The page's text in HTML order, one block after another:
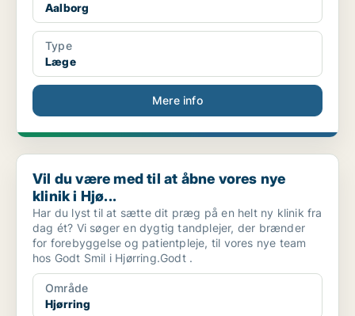
Aalborg
Type
Læge
Mere info
Vil du være med til at åbne vores nye klinik i Hjø...
Vil du være med til at åbne vores nye
klinik i Hjø...
Har du lyst til at sætte dit præg på en helt ny klinik fra
dag ét? Vi søger en dygtig tandplejer, der brænder
for forebyggelse og patientpleje, til vores nye team
hos Godt Smil i Hjørring.Godt .
Område
Hjørring